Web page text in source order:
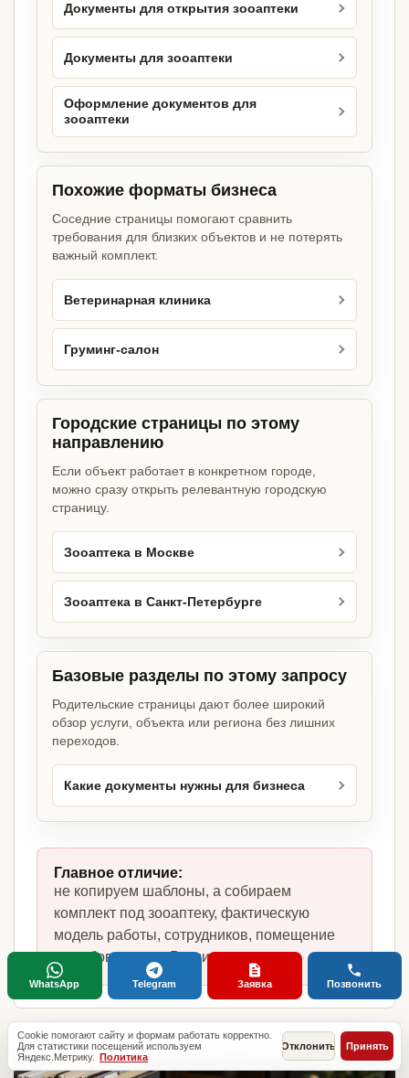
Документы для открытия зооаптеки
Документы для зооаптеки
Оформление документов для
зооаптеки
Похожие форматы бизнеса
Соседние страницы помогают сравнить
требования для близких объектов и не потерять
важный комплект.
Ветеринарная клиника
Груминг-салон
Городские страницы по этому
направлению
Если объект работает в конкретном городе,
можно сразу открыть релевантную городскую
страницу.
Зооаптека в Москве
Зооаптека в Санкт-Петербурге
Базовые разделы по этому запросу
Родительские страницы дают более широкий
обзор услуги, объекта или региона без лишних
переходов.
Какие документы нужны для бизнеса
Главное отличие:
не копируем шаблоны, а собираем
комплект под зооаптеку, фактическую
модель работы, сотрудников, помещение
и требования по России.
Cookie помогают сайту и формам работать корректно.
Для статистики посещений используем
Яндекс.Метрику. Политика
Отклонить Принять
WhatsApp Telegram Заявка Позвонить